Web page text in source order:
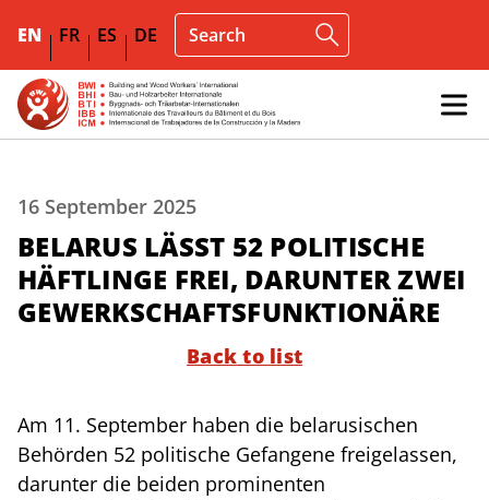
EN FR ES DE
16 September 2025
BELARUS LÄSST 52 POLITISCHE
HÄFTLINGE FREI, DARUNTER ZWEI
GEWERKSCHAFTSFUNKTIONÄRE
Back to list
Am 11. September haben die belarusischen
Behörden 52 politische Gefangene freigelassen,
darunter die beiden prominenten